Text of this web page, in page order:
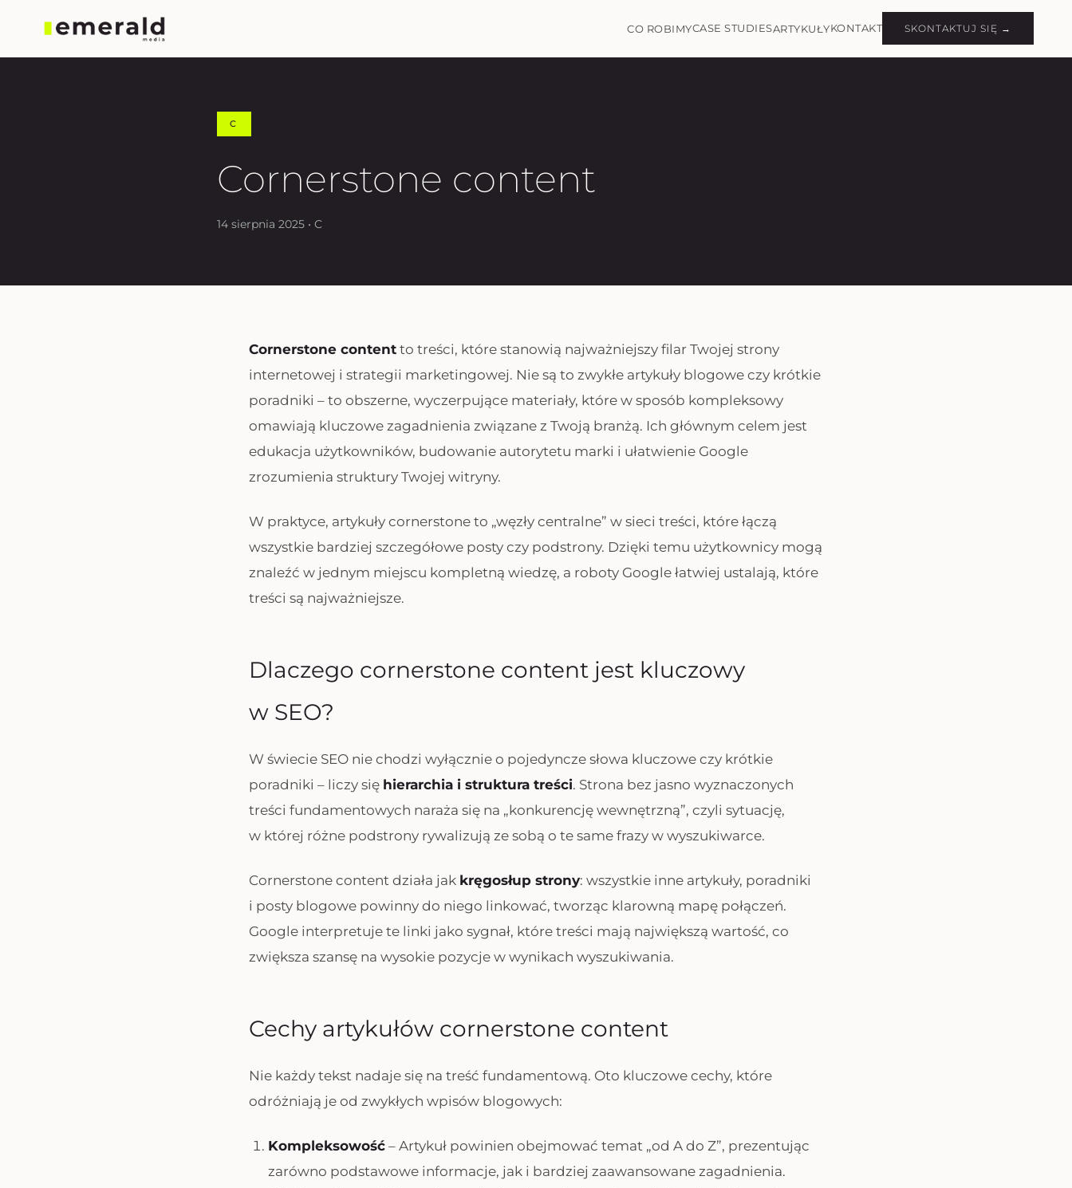
CO ROBIMYCASE STUDIESARTYKUŁYKONTAKT SKONTAKTUJ SIĘ →
C
Cornerstone content
14 sierpnia 2025 • C
Cornerstone content to treści, które stanowią najważniejszy filar Twojej strony
internetowej i strategii marketingowej. Nie są to zwykłe artykuły blogowe czy krótkie
poradniki – to obszerne, wyczerpujące materiały, które w sposób kompleksowy
omawiają kluczowe zagadnienia związane z Twoją branżą. Ich głównym celem jest
edukacja użytkowników, budowanie autorytetu marki i ułatwienie Google
zrozumienia struktury Twojej witryny.
W praktyce, artykuły cornerstone to „węzły centralne” w sieci treści, które łączą
wszystkie bardziej szczegółowe posty czy podstrony. Dzięki temu użytkownicy mogą
znaleźć w jednym miejscu kompletną wiedzę, a roboty Google łatwiej ustalają, które
treści są najważniejsze.
Dlaczego cornerstone content jest kluczowy
w SEO?
W świecie SEO nie chodzi wyłącznie o pojedyncze słowa kluczowe czy krótkie
poradniki – liczy się hierarchia i struktura treści. Strona bez jasno wyznaczonych
treści fundamentowych naraża się na „konkurencję wewnętrzną”, czyli sytuację,
w której różne podstrony rywalizują ze sobą o te same frazy w wyszukiwarce.
Cornerstone content działa jak kręgosłup strony: wszystkie inne artykuły, poradniki
i posty blogowe powinny do niego linkować, tworząc klarowną mapę połączeń.
Google interpretuje te linki jako sygnał, które treści mają największą wartość, co
zwiększa szansę na wysokie pozycje w wynikach wyszukiwania.
Cechy artykułów cornerstone content
Nie każdy tekst nadaje się na treść fundamentową. Oto kluczowe cechy, które
odróżniają je od zwykłych wpisów blogowych:
Kompleksowość – Artykuł powinien obejmować temat „od A do Z”, prezentując
zarówno podstawowe informacje, jak i bardziej zaawansowane zagadnienia.